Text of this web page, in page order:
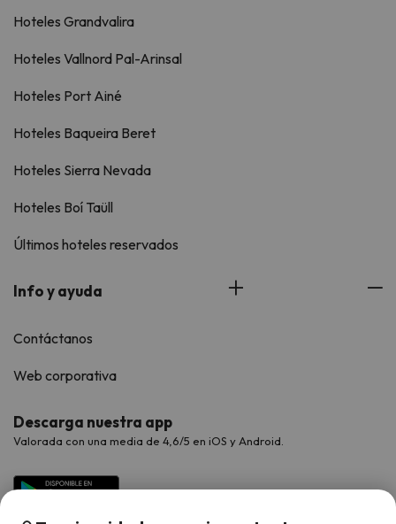
Hoteles Grandvalira
Hoteles Vallnord Pal-Arinsal
Hoteles Port Ainé
Hoteles Baqueira Beret
Hoteles Sierra Nevada
Hoteles Boí Taüll
Últimos hoteles reservados
Info y ayuda
Contáctanos
Web corporativa
Descarga nuestra app
Valorada con una media de 4,6/5 en iOS y Android.